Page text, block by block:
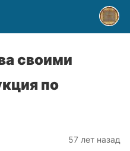
своими
по
57 лет назад